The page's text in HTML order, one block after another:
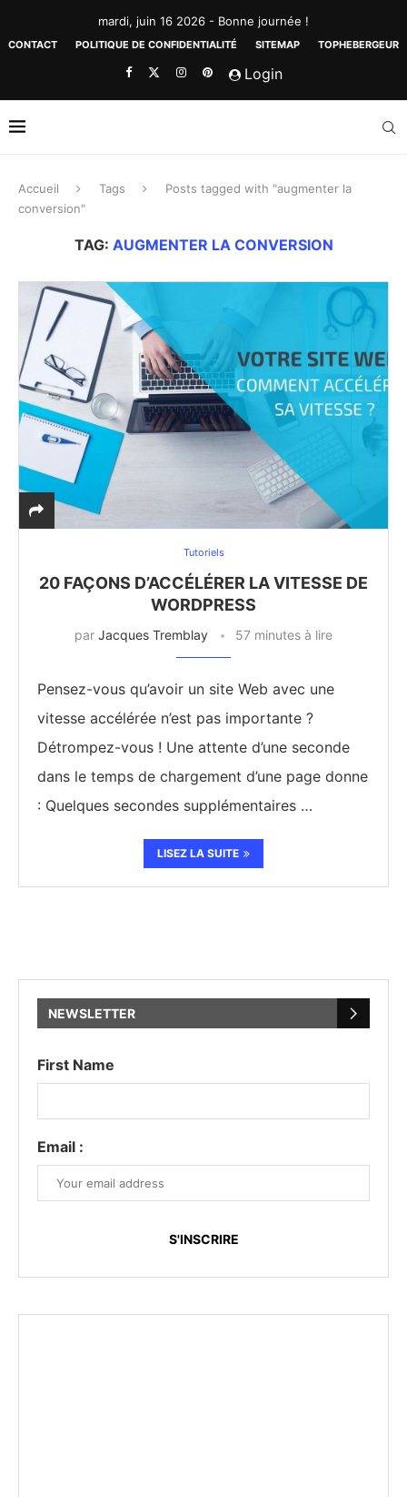
mardi, juin 16 2026 - Bonne journée !
CONTACT POLITIQUE DE CONFIDENTIALITÉ SITEMAP TOPHEBERGEUR
Login
Accueil Tags
Posts tagged with "augmenter la
conversion"
TAG: AUGMENTER LA CONVERSION
Tutoriels
20 FAÇONS D’ACCÉLÉRER LA VITESSE DE
WORDPRESS
par Jacques Tremblay 57 minutes à lire
Pensez-vous qu’avoir un site Web avec une
vitesse accélérée n’est pas importante ?
Détrompez-vous ! Une attente d’une seconde
dans le temps de chargement d’une page donne
: Quelques secondes supplémentaires …
LISEZ LA SUITE
NEWSLETTER
First Name
Email :